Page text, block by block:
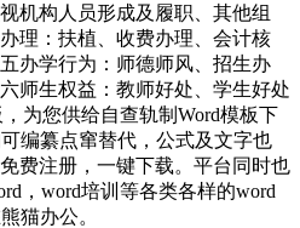
机构人员形成及履职、其他组
理：扶植、收费办理、会计核
办学行为：师德师风、招生办
师生权益：教师好处、学生好处
为您供给自查轨制Word模板下
编纂点窜替代，公式及文字也
费注册，一键下载。平台同时也
，word培训等各类各样的word
猫办公。